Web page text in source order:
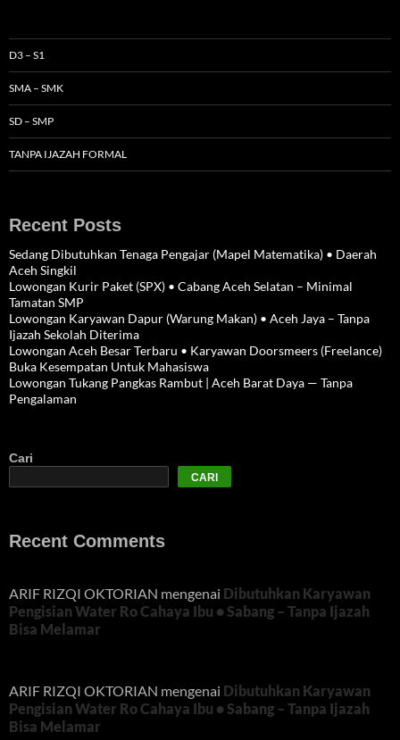
D3 – S1
SMA – SMK
SD – SMP
TANPA IJAZAH FORMAL
Recent Posts
Sedang Dibutuhkan Tenaga Pengajar (Mapel Matematika) • Daerah
Aceh Singkil
Lowongan Kurir Paket (SPX) • Cabang Aceh Selatan – Minimal
Tamatan SMP
Lowongan Karyawan Dapur (Warung Makan) • Aceh Jaya – Tanpa
Ijazah Sekolah Diterima
Lowongan Aceh Besar Terbaru • Karyawan Doorsmeers (Freelance)
Buka Kesempatan Untuk Mahasiswa
Lowongan Tukang Pangkas Rambut | Aceh Barat Daya — Tanpa
Pengalaman
Cari
CARI
Recent Comments
ARIF RIZQI OKTORIAN mengenai Dibutuhkan Karyawan
Pengisian Water Ro Cahaya Ibu • Sabang – Tanpa Ijazah
Bisa Melamar
ARIF RIZQI OKTORIAN mengenai Dibutuhkan Karyawan
Pengisian Water Ro Cahaya Ibu • Sabang – Tanpa Ijazah
Bisa Melamar